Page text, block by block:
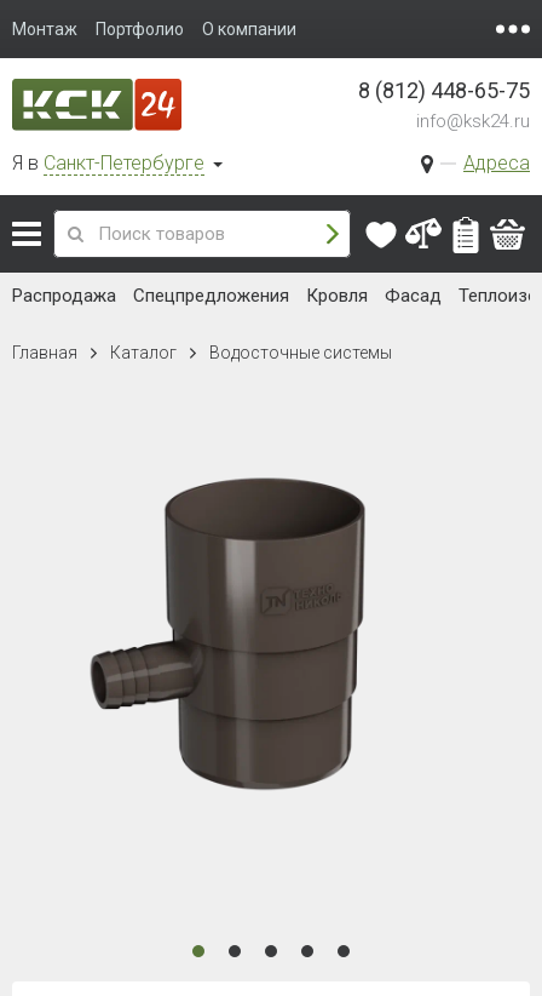
Монтаж Портфолио О компании
Я в Санкт-Петербурге Адреса
8 (812) 448-65-75
info@ksk24.ru
Распродажа Спецпредложения Кровля Фасад
Главная Каталог Водосточные системы